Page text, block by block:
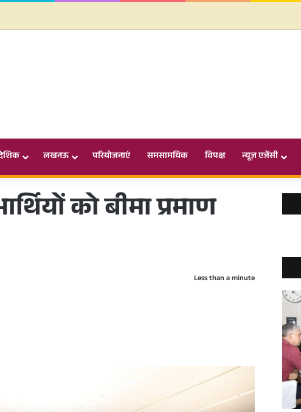
लखनऊ परियोजनाएं समसामयिक विपक्ष न्यूज़ एजेंसी
को बीमा प्रमाण
Less than a minute